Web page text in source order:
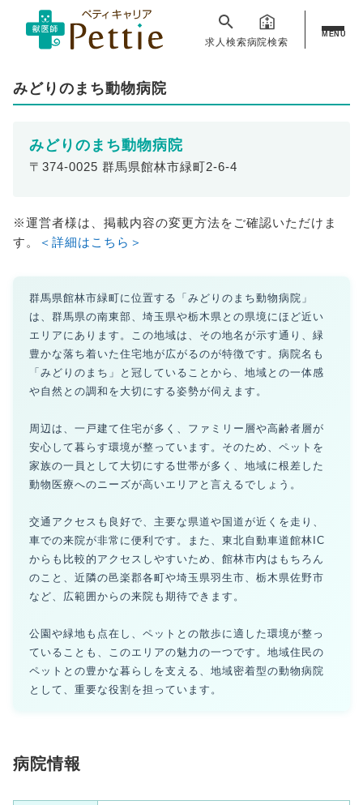
求人検索病院検索
MENU
みどりのまち動物病院
みどりのまち動物病院
〒374-0025 群馬県館林市緑町2-6-4
※運営者様は、掲載内容の変更方法をご確認いただけま
す。
＜詳細はこちら＞
群馬県館林市緑町に位置する「みどりのまち動物病院」
は、群馬県の南東部、埼玉県や栃木県との県境にほど近い
エリアにあります。この地域は、その地名が示す通り、緑
豊かな落ち着いた住宅地が広がるのが特徴です。病院名も
「みどりのまち」と冠していることから、地域との一体感
や自然との調和を大切にする姿勢が伺えます。
周辺は、一戸建て住宅が多く、ファミリー層や高齢者層が
安心して暮らす環境が整っています。そのため、ペットを
家族の一員として大切にする世帯が多く、地域に根差した
動物医療へのニーズが高いエリアと言えるでしょう。
交通アクセスも良好で、主要な県道や国道が近くを走り、
車での来院が非常に便利です。また、東北自動車道館林IC
からも比較的アクセスしやすいため、館林市内はもちろん
のこと、近隣の邑楽郡各町や埼玉県羽生市、栃木県佐野市
など、広範囲からの来院も期待できます。
公園や緑地も点在し、ペットとの散歩に適した環境が整っ
ていることも、このエリアの魅力の一つです。地域住民の
ペットとの豊かな暮らしを支える、地域密着型の動物病院
として、重要な役割を担っています。
病院情報